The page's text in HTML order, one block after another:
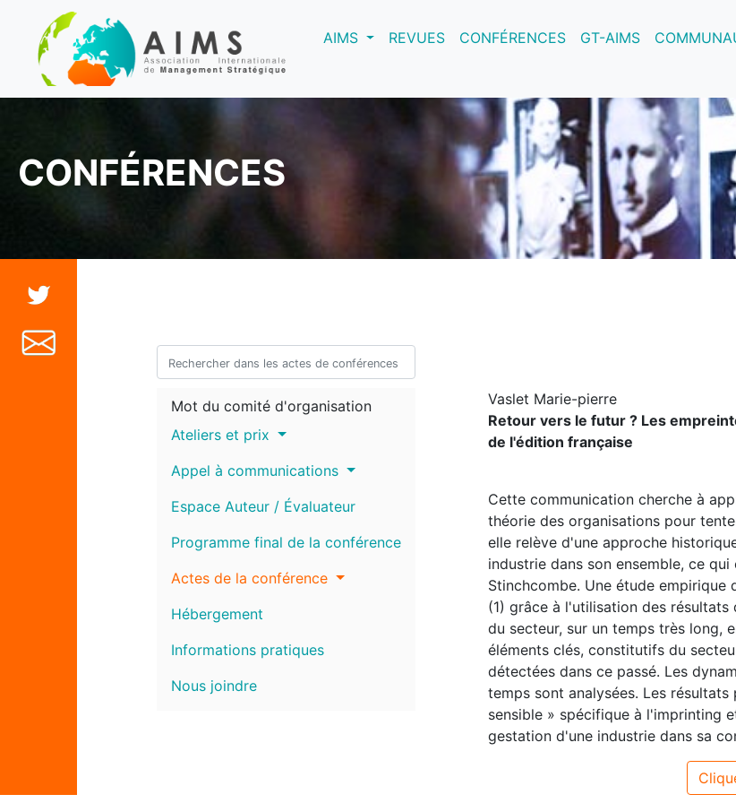
AIMS(current)REVUES CONFÉRENCES GT-AIMS
CONFÉRENCES
Mot du comité d'organisation
Ateliers et prix
Appel à communications
Espace Auteur / Évaluateur
Programme final de la conférence
Actes de la conférence
Hébergement
Informations pratiques
Nous joindre
Vaslet Marie-pierre
Retour vers le futur ? Les
de l'édition française
Cette communication cherche à
théorie des organisations pour
elle relève d'une approche
industrie dans son ensemble, ce
Stinchcombe. Une étude
(1) grâce à l'utilisation des
du secteur, sur un temps très long,
éléments clés, constitutifs du
détectées dans ce passé. Les
temps sont analysées. Les
sensible » spécifique à l'imprinting
gestation d'une industrie dans sa